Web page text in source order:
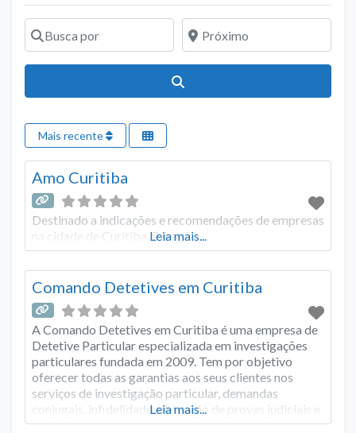
Busca por Próximo
Mais recente
Amo Curitiba
Destinado a indicações e recomendações de empresas
na cidade de Curitiba, Paraná.
Leia mais...
Comando Detetives em Curitiba
A Comando Detetives em Curitiba é uma empresa de
Detetive Particular especializada em investigações
particulares fundada em 2009. Tem por objetivo
oferecer todas as garantias aos seus clientes nos
serviços de investigação particular, demandas
conjugais, infidelidade, obtenção de provas judiciais e
localização de pessoas. Atualmente a empresa de
Leia mais...